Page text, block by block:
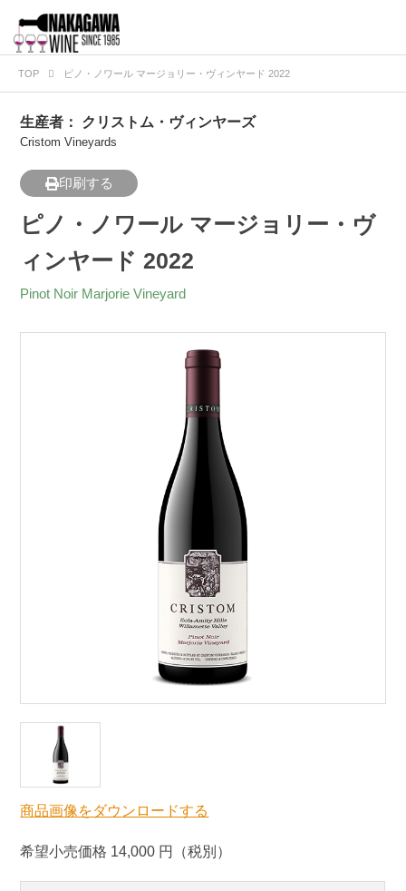
TOP ピノ・ノワール マージョリー・ヴィンヤード 2022
生産者： クリストム・ヴィンヤーズ
Cristom Vineyards
印刷する
ピノ・ノワール マージョリー・ヴ
ィンヤード 2022
Pinot Noir Marjorie Vineyard
商品画像をダウンロードする
希望小売価格 14,000 円（税別）